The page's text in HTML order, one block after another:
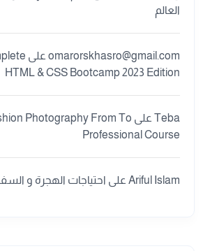
العالم
omarorskhasro@gmail.com على
HTML & CSS Bootcamp 2023 Edition
Teba على Photography From To
Professional Course
Ariful Islam على احتياجات الهجرة و